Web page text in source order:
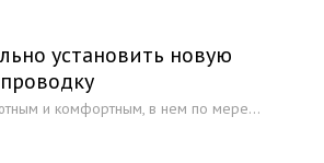
установить новую
и комфортным, в нем по мере...